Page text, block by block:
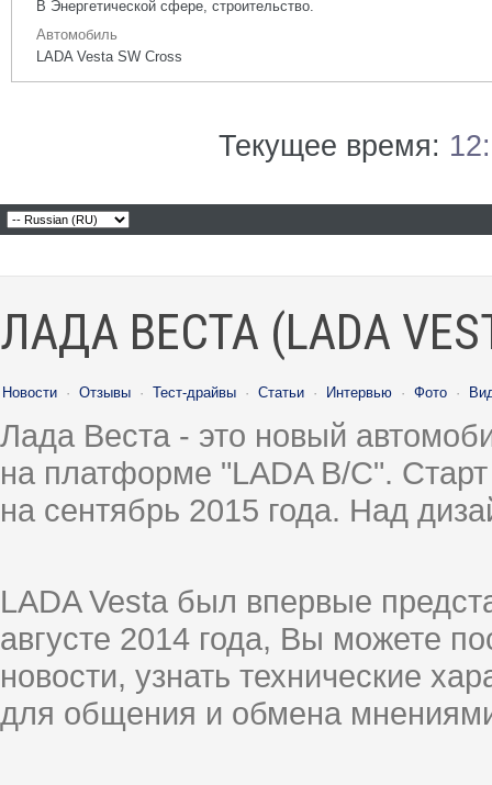
В Энергетической сфере, строительство.
Автомобиль
LADA Vesta SW Cross
Текущее время:
ЛАДА ВЕСТА (LADA
Новости · Отзывы · Тест-драйвы · Статьи · Интервью · Фото ·
Лада Веста - это новый
на платформе "LADA B/C".
на сентябрь 2015 года. Над
LADA Vesta был впервые
августе 2014 года, Вы можете
новости, узнать технические
для общения и обмена